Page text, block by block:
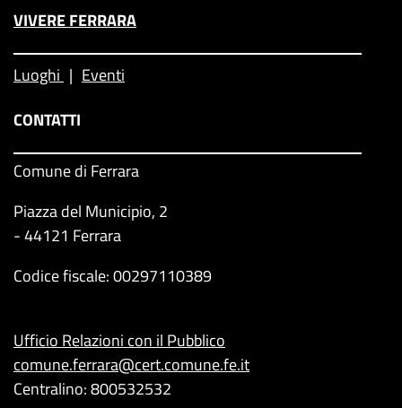
VIVERE FERRARA
Luoghi
Eventi
CONTATTI
Comune di Ferrara
Piazza del Municipio, 2
- 44121 Ferrara
Codice fiscale: 00297110389
Ufficio Relazioni con il Pubblico
comune.ferrara@cert.comune.fe.it
Centralino: 800532532